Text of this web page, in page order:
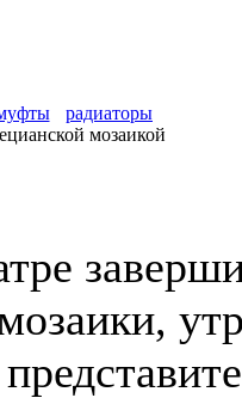
радиаторы
мозаикой